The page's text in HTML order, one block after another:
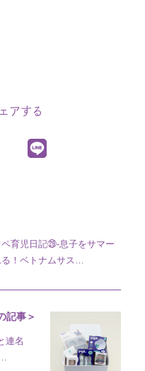
アする
育児日記㉙-息子をサマー
！ベトナムサス…
記事＞
連名